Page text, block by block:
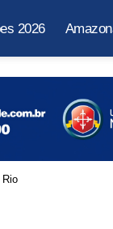
2026